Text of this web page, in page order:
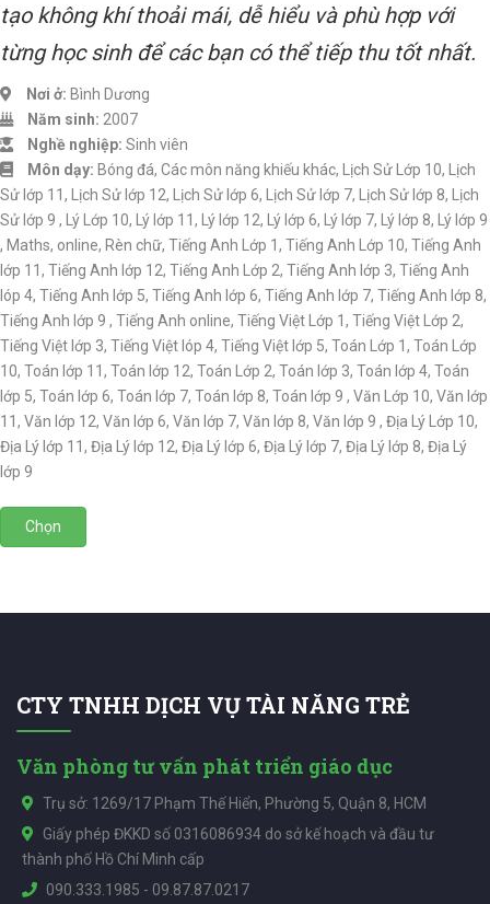
tạo không khí thoải mái, dễ hiểu và phù hợp với
từng học sinh để các bạn có thể tiếp thu tốt nhất.
Nơi ở: Bình Dương
Năm sinh: 2007
Nghề nghiệp: Sinh viên
Môn dạy: Bóng đá, Các môn năng khiếu khác, Lịch Sử Lớp 10, Lịch
Sử lớp 11, Lịch Sử lớp 12, Lịch Sử lớp 6, Lịch Sử lớp 7, Lịch Sử lớp 8, Lịch
Sử lớp 9 , Lý Lớp 10, Lý lớp 11, Lý lớp 12, Lý lớp 6, Lý lớp 7, Lý lớp 8, Lý lớp 9
, Maths, online, Rèn chữ, Tiếng Anh Lớp 1, Tiếng Anh Lớp 10, Tiếng Anh
lớp 11, Tiếng Anh lớp 12, Tiếng Anh Lớp 2, Tiếng Anh lớp 3, Tiếng Anh
lóp 4, Tiếng Anh lớp 5, Tiếng Anh lớp 6, Tiếng Anh lớp 7, Tiếng Anh lớp 8,
Tiếng Anh lớp 9 , Tiếng Anh online, Tiếng Việt Lớp 1, Tiếng Việt Lớp 2,
Tiếng Việt lớp 3, Tiếng Việt lóp 4, Tiếng Việt lớp 5, Toán Lớp 1, Toán Lớp
10, Toán lớp 11, Toán lớp 12, Toán Lớp 2, Toán lớp 3, Toán lớp 4, Toán
lớp 5, Toán lớp 6, Toán lớp 7, Toán lớp 8, Toán lớp 9 , Văn Lớp 10, Văn lớp
11, Văn lớp 12, Văn lớp 6, Văn lớp 7, Văn lớp 8, Văn lớp 9 , Địa Lý Lớp 10,
Địa Lý lớp 11, Địa Lý lớp 12, Địa Lý lớp 6, Địa Lý lớp 7, Địa Lý lớp 8, Địa Lý
lớp 9
Chọn
CTY TNHH DỊCH VỤ TÀI NĂNG TRẺ
Văn phòng tư vấn phát triển giáo dục
Trụ sở: 1269/17 Phạm Thế Hiển, Phường 5, Quận 8, HCM
Giấy phép ĐKKD số 0316086934 do sở kế hoạch và đầu tư
thành phố Hồ Chí Minh cấp
090.333.1985 - 09.87.87.0217